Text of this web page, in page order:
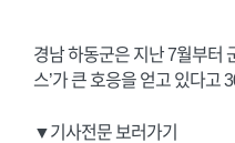
경남 하동군은 지난 7월부터
스’가 큰 호응을 얻고 있다고
▼기사전문 보러가기